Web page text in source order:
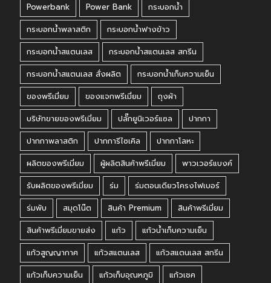
Powerbank Power Bank
กระบอกน้ำ
กระบอกน้ำพลาสติก
กระบอกน้ำฟางข้าว
กระบอกน้ำสแตนเลส
กระบอกน้ำสแตนเลส สกรีน
กระบอกน้ำสแตนเลส สั่งผลิต
กระบอกน้ำเก็บความเย็น
ของพรีเมี่ยม
ของแจกพรีเมี่ยม
ถุงผ้า
บริษัทขายของพรีเมี่ยม
ปลั๊กยูนิเวอร์แซล
ปากกา
ปากกาพลาสติก
ปากการีไซเคิล
ปากกาโลหะ
ผลิตของพรีเมี่ยม
ผู้ผลิตสินค้าพรีเมี่ยม
พาวเวอร์แบงค์
รับผลิตของพรีเมี่ยม
ร่ม
ร่มตอนเดียวโครงไฟเบอร์
ร่มพับ
สมุดโน๊ต สินค้า Premium
สินค้าพรีเมี่ยม
สินค้าพรีเมี่ยมขายส่ง
แก้ว
แก้วน้ำเก็บความเย็น
แก้วสูญญากาศ
แก้วสแตนเลส
แก้วสแตนเลส สกรีน
แก้วเก็บความเย็น
แก้วเก็บอุณหภูมิ
แก้วเชค